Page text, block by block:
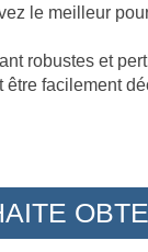
le meilleur
robustes et
facilement